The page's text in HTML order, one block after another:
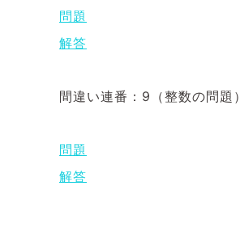
問題
解答
間違い連番：9（整数の問題）
問題
解答